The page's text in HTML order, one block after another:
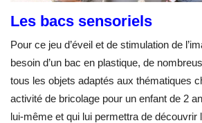
Les bacs sensoriels
Pour ce jeu d’éveil et de stimulation de
besoin d’un bac en plastique, de
tous les objets adaptés aux thématiques
activité de bricolage pour un enfant de 2
lui-même et qui lui permettra de découvrir